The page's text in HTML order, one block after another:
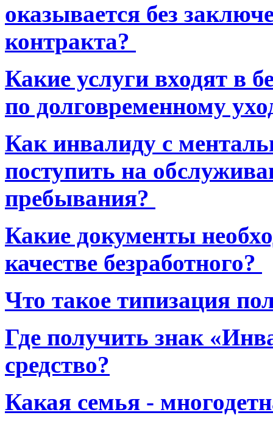
оказывается без
контракта?
Какие услуги входят в
по долговременному
Как инвалиду с
поступить на
пребывания?
Какие документы
качестве безработного?
Что такое типизация
Где получить знак
средство?
Какая семья -